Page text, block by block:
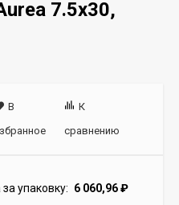
7.5x30,
В
К
сравнению
упаковку: 6 060,96₽